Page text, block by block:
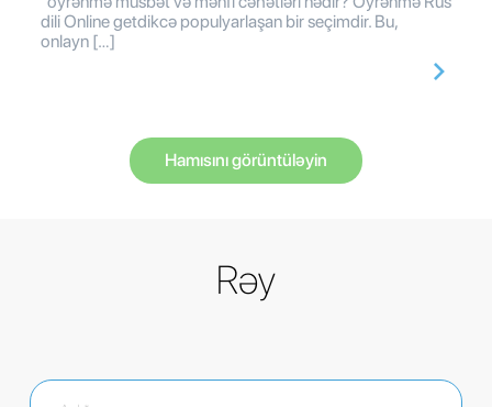
dili Online getdikcə populyarlaşan bir seçimdir. Bu,
onlayn […]
Hamısını görüntüləyin
Rəy